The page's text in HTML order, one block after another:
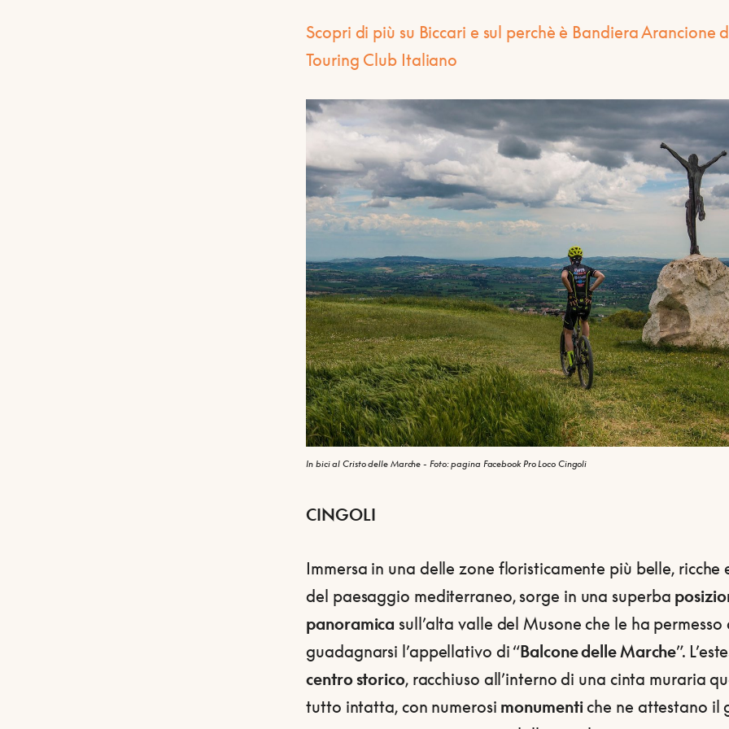
Scopri di più su Biccari e sul perchè è Bandiera Arancione
Touring Club Italiano
In bici al Cristo delle Marche - Foto: pagina Facebook Pro Loco Cingoli
CINGOLI
Immersa in una delle zone floristicamente più belle, ricche
del paesaggio mediterraneo, sorge in una superba
panoramica sull’alta valle del Musone che le ha permesso
guadagnarsi l’appellativo di “Balcone delle Marche”.
centro storico, racchiuso all’interno di una cinta muraria
tutto intatta, con numerosi monumentiche ne attestano il